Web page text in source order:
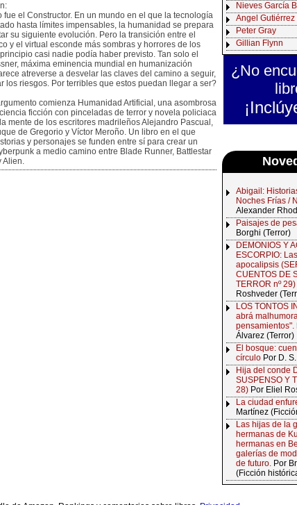
fue el Constructor. En un mundo en el que la tecnología
hasta límites impensables, la humanidad se prepara
su siguiente evolución. Pero la transición entre el
y el virtual esconde más sombras y horrores de los
casi nadie podía haber previsto. Tan solo el
máxima eminencia mundial en humanización
atreverse a desvelar las claves del camino a seguir,
los riesgos. Por terribles que estos puedan llegar a ser?
comienza Humanidad Artificial, una asombrosa
ficción con pinceladas de terror y novela policiaca
mente de los escritores madrileños Alejandro Pascual,
de Gregorio y Víctor Meroño. Un libro en el que
y personajes se funden entre sí para crear un
a medio camino entre Blade Runner, Battlestar
Alien.
Nieves García
Angel
Peter Gray
Gillian Flynn
¿No
Abigail:
Noches Frías /
Alexander
Paisajes de
Borghi (Terror)
DEMONIOS Y
ESCORPIO:
apocalipsis
CUENTOS DE
TERROR nº 29)
Roshveder
LOS TONTOS
abrá
pensamientos".
Álvarez (Terror)
El bosque:
círculo Por D.
Hija del conde
SUSPENSO Y
28) Por Eliel
La ciudad
Martínez
Las hijas de la
hermanas de
hermanas en
galerías de
de futuro. Por
(Ficción